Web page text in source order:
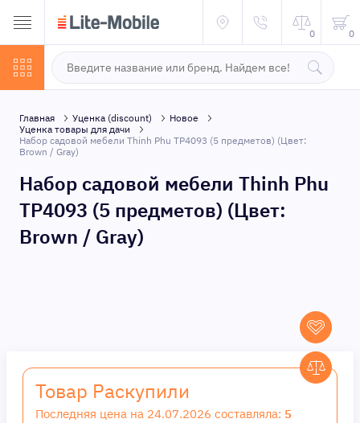
0 0
Главная Уценка (discount)
Новое
Уценка товары для дачи
Набор садовой мебели Thinh Phu TP4093 (5 предметов) (Цвет:
Brown / Gray)
Набор садовой мебели Thinh Phu
TP4093 (5 предметов) (Цвет:
Brown / Gray)
Товар Раскупили
Последняя цена на 24.07.2026 составляла: 5